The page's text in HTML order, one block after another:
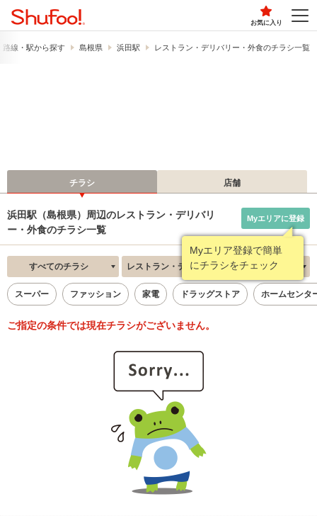
お気に入り
路線・駅から探す 島根県 浜田駅 レストラン・デリバリー・外食のチラシ一覧
チラシ 店舗
浜田駅（島根県）周辺のレストラン・デリバリ
ー・外食のチラシ一覧
Myエリア登録で簡単
にチラシをチェック
Myエリアに登録
すべてのチラシ レストラン・デリバリー・外食 新着順
スーパー ファッション 家電 ドラッグストア ホームセンタ
ご指定の条件では現在チラシがございません。